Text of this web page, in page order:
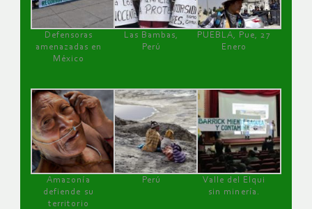
Defensoras
amenazadas en
México
Las Bambas,
Perú
PUEBLA, Pue, 27
Enero
Amazonía
defiende su
territorio
Perú
Valle del Elqui
sin minería.